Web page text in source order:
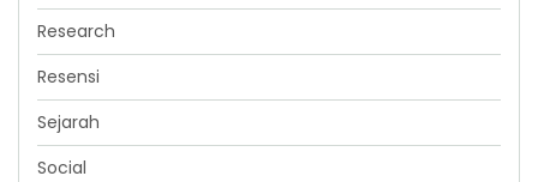
Research
Resensi
Sejarah
Social